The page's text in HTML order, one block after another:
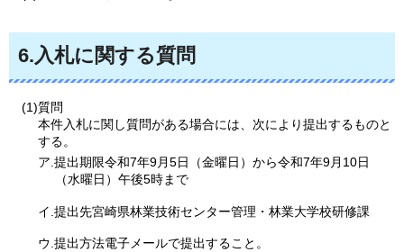
6.入札に関する質問
(1)質問
本件入札に関し質問がある場合には、次により提出するものと
する。
ア.提出期限令和7年9月5日（金曜日）から令和7年9月10日
（水曜日）午後5時まで
イ.提出先宮崎県林業技術センター管理・林業大学校研修課
ウ.提出方法電子メールで提出すること。